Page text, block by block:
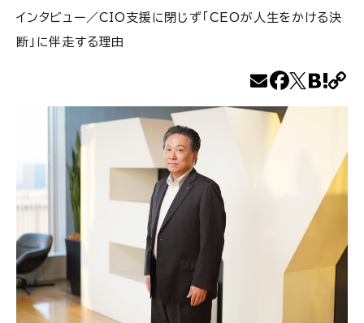
インタビュー／CIO支援に閉じず「CEOが人生をかける決
断」に伴走する理由